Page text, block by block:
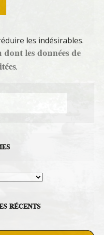
les indésirables.
les données de
.
RÉCENTS